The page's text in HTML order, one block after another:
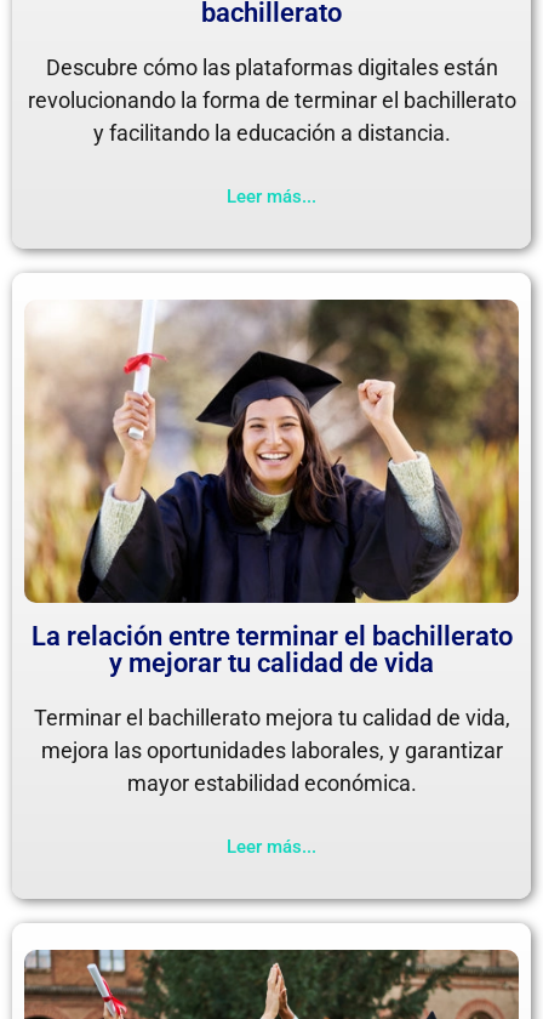
bachillerato
Descubre cómo las plataformas digitales están
revolucionando la forma de terminar el bachillerato
y facilitando la educación a distancia.
Leer más...
La relación entre terminar el bachillerato
y mejorar tu calidad de vida
Terminar el bachillerato mejora tu calidad de vida,
mejora las oportunidades laborales, y garantizar
mayor estabilidad económica.
Leer más...